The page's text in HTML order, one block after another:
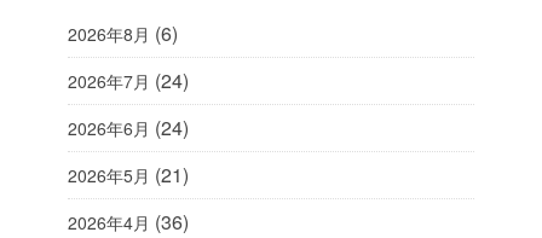
2026年8月 (6)
2026年7月 (24)
2026年6月 (24)
2026年5月 (21)
2026年4月 (36)